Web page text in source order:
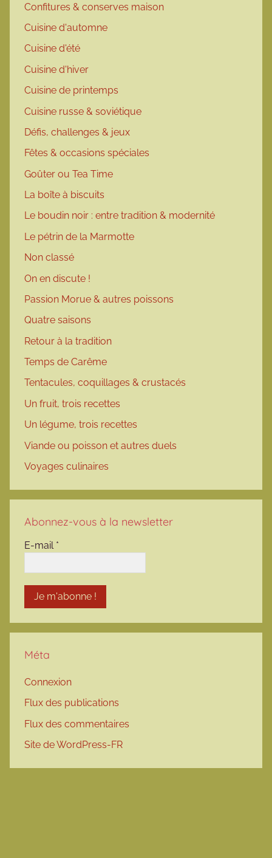
Confitures & conserves maison
Cuisine d'automne
Cuisine d'été
Cuisine d'hiver
Cuisine de printemps
Cuisine russe & soviétique
Défis, challenges & jeux
Fêtes & occasions spéciales
Goûter ou Tea Time
La boîte à biscuits
Le boudin noir : entre tradition & modernité
Le pétrin de la Marmotte
Non classé
On en discute !
Passion Morue & autres poissons
Quatre saisons
Retour à la tradition
Temps de Carême
Tentacules, coquillages & crustacés
Un fruit, trois recettes
Un légume, trois recettes
Viande ou poisson et autres duels
Voyages culinaires
Abonnez-vous à la newsletter
E-mail *
Méta
Connexion
Flux des publications
Flux des commentaires
Site de WordPress-FR